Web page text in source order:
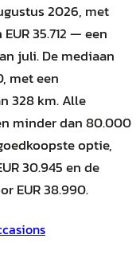
2026, met
35.712 — een
juli. De mediaan
met een
328 km. Alle
minder dan 80.000
optie,
30.945 en de
EUR 38.990.